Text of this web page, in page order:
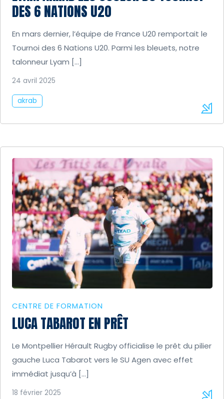
DES 6 NATIONS U20
En mars dernier, l’équipe de France U20 remportait le
Tournoi des 6 Nations U20. Parmi les bleuets, notre
talonneur Lyam […]
24 avril 2025
akrab
CENTRE DE FORMATION
LUCA TABAROT EN PRÊT
Le Montpellier Hérault Rugby officialise le prêt du pilier
gauche Luca Tabarot vers le SU Agen avec effet
immédiat jusqu’à […]
18 février 2025